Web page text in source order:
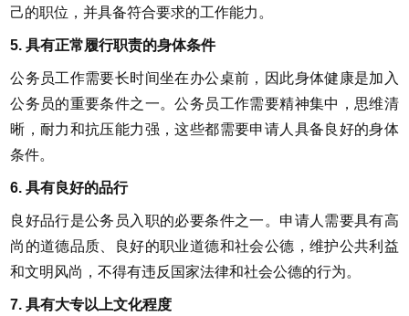
己的职位，并具备符合要求的工作能力。
5. 具有正常履行职责的身体条件
公务员工作需要长时间坐在办公桌前，因此身体健康是加入
公务员的重要条件之一。公务员工作需要精神集中，思维清
晰，耐力和抗压能力强，这些都需要申请人具备良好的身体
条件。
6. 具有良好的品行
良好品行是公务员入职的必要条件之一。申请人需要具有高
尚的道德品质、良好的职业道德和社会公德，维护公共利益
和文明风尚，不得有违反国家法律和社会公德的行为。
7. 具有大专以上文化程度